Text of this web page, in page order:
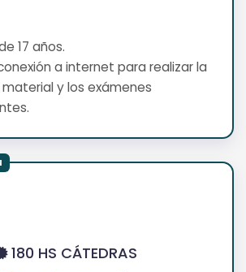
17 años.
a internet para realizar la
y los exámenes
180 HS CÁTEDRAS